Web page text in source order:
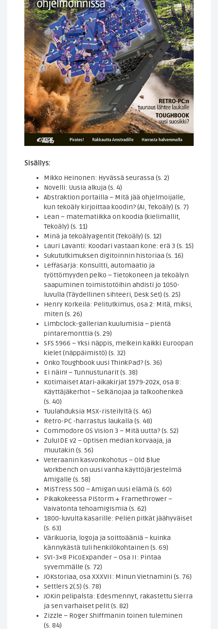
Sisällys:
Mikko Heinonen: Hyvässä seurassa (s. 2)
Novelli: Uusia alkuja (s. 4)
Abstraktion portailla – Mitä jää ohjelmoijalle,
kun tekoäly kirjoittaa koodin? (AI, Tekoäly) (s. 7)
Lean – matematiikka on koodia (kielimallit,
Tekoäly) (s. 11)
Minä ja tekoälyagentit (Tekoäly) (s. 12)
Lauri Lavanti: Koodari vastaan kone: erä 3 (s. 15)
Sukututkimuksen digitoinnin historiaa (s. 16)
Leffasarja: Konsultti, automaatio ja
työttömyyden pelko – Tietokoneen ja tekoälyn
saapuminen toimistotöihin ahdisti jo 1050-
luvulla (Täydellinen sihteeri, Desk Set) (s. 25)
Henry Korkeila: Pelitutkimus, osa 2: Mitä, miksi,
miten (s. 26)
Limbclock-gallerian kuulumisia – pientä
pintaremonttia (s. 29)
SFS 5966 – Yksi näppis, melkein kaikki Euroopan
kielet (näppäimistö) (s. 32)
Onko Toughbook uusi ThinkPad? (s. 36)
Ei näin! – Tunnustunarit (s. 38)
Kotimaiset Atari-aikakirjat 1979-202x, osa 8:
Käyttäjäkerhot – Selkänojaa ja talkoohenkeä
(s. 40)
Tuulahduksia MSX-risteilyltä (s. 46)
Retro-PC -harrastus laukalla (s. 48)
Commodore OS Vision 3 – Mitä uutta? (s. 52)
ZuluIDE v2 – Optisen median korvaaja, ja
muutakin (s. 56)
Veteraanin kasvonkohotus – Old Blue
Workbench on uusi vanha käyttöjärjestelmä
Amigalle (s. 58)
MiSTress 500 – Amigan uusi elämä (s. 60)
Pikakokeessa PiStorm + Framethrower –
Vaivatonta tehoamigismia (s. 62)
1800-luvulta kasarille: Pelien pitkät jäähyväiset
(s. 63)
Värikuoria, logoja ja soittoääniä – kuinka
kännykästä tuli henkilökohtainen (s. 69)
SVI-3×8 PicoExpander – Osa II: Pintaa
syvemmälle (s. 72)
JOKstoriaa, osa XXXVII: Minun Vietnamini (s. 76)
Settlers 2(.5) (s. 78)
JOKin pelipalsta: Edesmennyt, rakastettu Sierra
ja sen varhaiset pelit (s. 82)
Zizzle – Roger Shiffmanin toinen tuleminen
(s. 84)